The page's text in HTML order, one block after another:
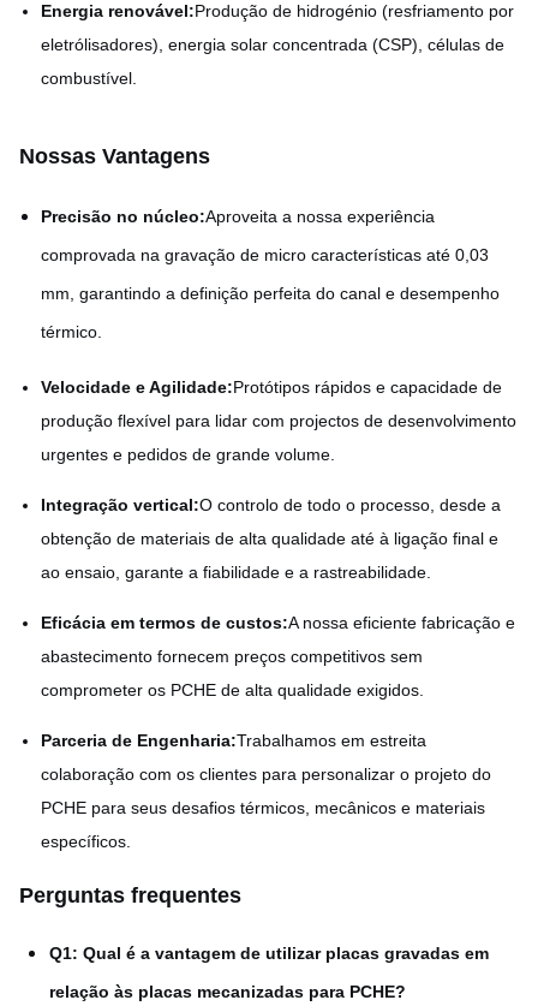
Energia renovável:Produção de hidrogénio (resfriamento por
eletrólisadores), energia solar concentrada (CSP), células de
combustível.
Nossas Vantagens
Precisão no núcleo:Aproveita a nossa experiência
comprovada na gravação de micro características até 0,03
mm, garantindo a definição perfeita do canal e desempenho
térmico.
Velocidade e Agilidade:Protótipos rápidos e capacidade de
produção flexível para lidar com projectos de desenvolvimento
urgentes e pedidos de grande volume.
Integração vertical:O controlo de todo o processo, desde a
obtenção de materiais de alta qualidade até à ligação final e
ao ensaio, garante a fiabilidade e a rastreabilidade.
Eficácia em termos de custos:A nossa eficiente fabricação e
abastecimento fornecem preços competitivos sem
comprometer os PCHE de alta qualidade exigidos.
Parceria de Engenharia:Trabalhamos em estreita
colaboração com os clientes para personalizar o projeto do
PCHE para seus desafios térmicos, mecânicos e materiais
específicos.
Perguntas frequentes
Q1: Qual é a vantagem de utilizar placas gravadas em
relação às placas mecanizadas para PCHE?